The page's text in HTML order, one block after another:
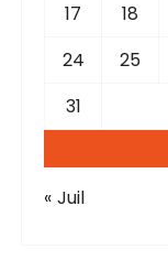
17
18
24
25
31
« Juil